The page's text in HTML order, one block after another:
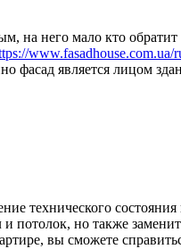
на него мало кто
www.fasadhouse.com.ua/
фасад является лицом
технического
и потолок, но также
вы сможете